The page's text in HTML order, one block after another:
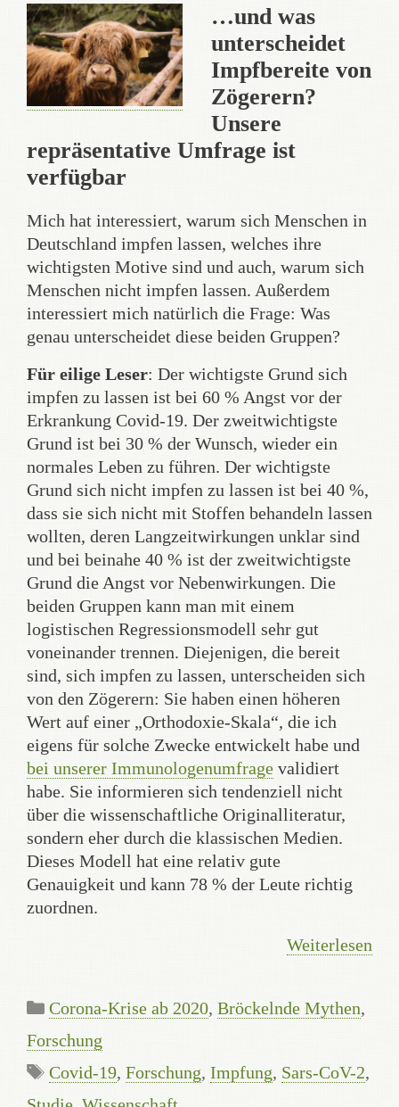
…und was
unterscheidet
Impfbereite von
Zögerern?
Unsere
repräsentative Umfrage ist
verfügbar
Mich hat interessiert, warum sich Menschen in
Deutschland impfen lassen, welches ihre
wichtigsten Motive sind und auch, warum sich
Menschen nicht impfen lassen. Außerdem
interessiert mich natürlich die Frage: Was
genau unterscheidet diese beiden Gruppen?
Für eilige Leser: Der wichtigste Grund sich
impfen zu lassen ist bei 60 % Angst vor der
Erkrankung Covid-19. Der zweitwichtigste
Grund ist bei 30 % der Wunsch, wieder ein
normales Leben zu führen. Der wichtigste
Grund sich nicht impfen zu lassen ist bei 40 %,
dass sie sich nicht mit Stoffen behandeln lassen
wollten, deren Langzeitwirkungen unklar sind
und bei beinahe 40 % ist der zweitwichtigste
Grund die Angst vor Nebenwirkungen. Die
beiden Gruppen kann man mit einem
logistischen Regressionsmodell sehr gut
voneinander trennen. Diejenigen, die bereit
sind, sich impfen zu lassen, unterscheiden sich
von den Zögerern: Sie haben einen höheren
Wert auf einer „Orthodoxie-Skala“, die ich
eigens für solche Zwecke entwickelt habe und
bei unserer Immunologenumfrage validiert
habe. Sie informieren sich tendenziell nicht
über die wissenschaftliche Originalliteratur,
sondern eher durch die klassischen Medien.
Dieses Modell hat eine relativ gute
Genauigkeit und kann 78 % der Leute richtig
zuordnen.
Weiterlesen
Kategorien
Corona-Krise ab 2020, Bröckelnde Mythen,
Forschung
Schlagwörter
Covid-19, Forschung, Impfung, Sars-CoV-2,